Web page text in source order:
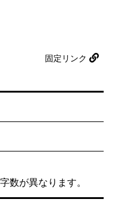
固定リンク
数が異なります。